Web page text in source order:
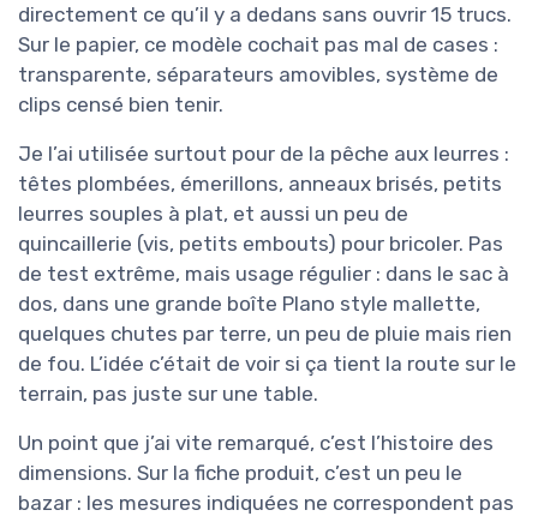
directement ce qu’il y a dedans sans ouvrir 15 trucs.
Sur le papier, ce modèle cochait pas mal de cases :
transparente, séparateurs amovibles, système de
clips censé bien tenir.
Je l’ai utilisée surtout pour de la pêche aux leurres :
têtes plombées, émerillons, anneaux brisés, petits
leurres souples à plat, et aussi un peu de
quincaillerie (vis, petits embouts) pour bricoler. Pas
de test extrême, mais usage régulier : dans le sac à
dos, dans une grande boîte Plano style mallette,
quelques chutes par terre, un peu de pluie mais rien
de fou. L’idée c’était de voir si ça tient la route sur le
terrain, pas juste sur une table.
Un point que j’ai vite remarqué, c’est l’histoire des
dimensions. Sur la fiche produit, c’est un peu le
bazar : les mesures indiquées ne correspondent pas